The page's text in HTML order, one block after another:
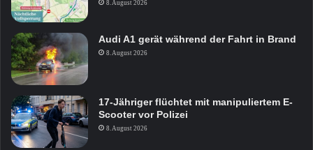
8. August 2026
Audi A1 gerät während der Fahrt in Brand
8. August 2026
17-Jähriger flüchtet mit manipuliertem E-
Scooter vor Polizei
8. August 2026